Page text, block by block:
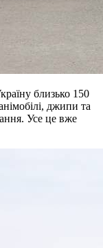
близько 150
джипи та
Усе це вже